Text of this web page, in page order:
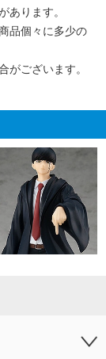
ります。
品個々に多少の
ございます。